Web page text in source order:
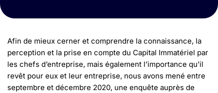
Afin de mieux cerner et comprendre la connaissance, la
perception et la prise en compte du Capital Immatériel par
les chefs d’entreprise, mais également l’importance qu’il
revêt pour eux et leur entreprise, nous avons mené entre
septembre et décembre 2020, une enquête auprès de